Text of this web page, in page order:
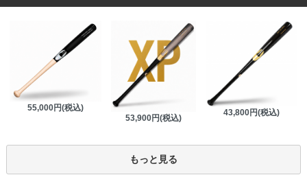
55,000円(税込)
53,900円(税込)
43,800円(税込)
もっと見る